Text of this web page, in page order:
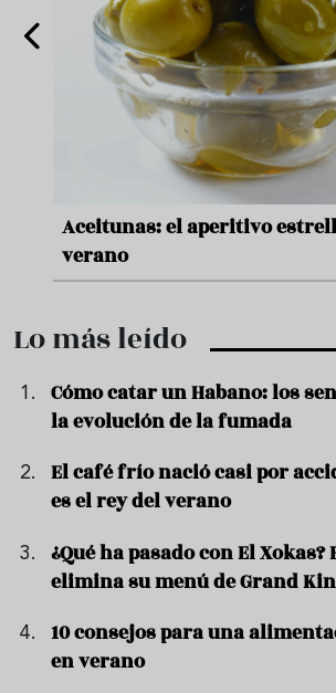
Aceitunas: el aperitivo
verano
Lo más leído
Cómo catar un Habano: los
la evolución de la fumada
El café frío nació casi por
es el rey del verano
¿Qué ha pasado con El
elimina su menú de Grand
10 consejos para una
en verano